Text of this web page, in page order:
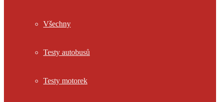
Všechny
Testy autobusů
Testy motorek